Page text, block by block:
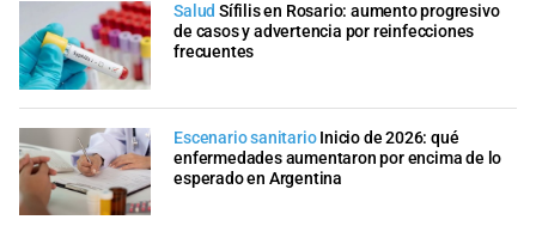
Salud Sífilis en Rosario: aumento progresivo
de casos y advertencia por reinfecciones
frecuentes
Escenario sanitario Inicio de 2026: qué
enfermedades aumentaron por encima de lo
esperado en Argentina